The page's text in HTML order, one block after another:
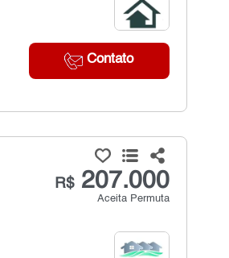
Contato
R$207.000
Aceita Permuta